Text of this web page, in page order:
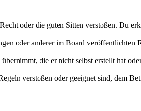
oder die guten Sitten verstoßen. Du
oder anderer im Board
die er nicht selbst erstellt hat
verstoßen oder geeignet sind, dem